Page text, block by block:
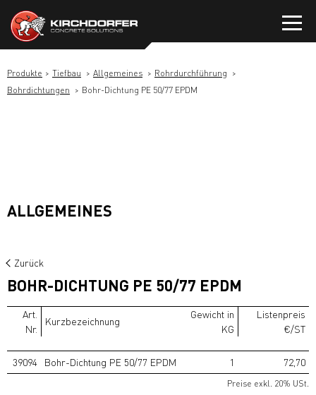
Inhalt
springen
Produkte Tiefbau Allgemeines
Rohrdurchführung
Bohrdichtungen
Bohr-Dichtung PE 50/77 EPDM
ALLGEMEINES
Zurück
BOHR-DICHTUNG PE 50/77 EPDM
Art.
Nr.
Kurzbezeichnung
Gewicht in
KG
Listenpreis
€/ST
39094 Bohr-Dichtung PE 50/77 EPDM 1 72,70
Preise exkl. 20% USt.